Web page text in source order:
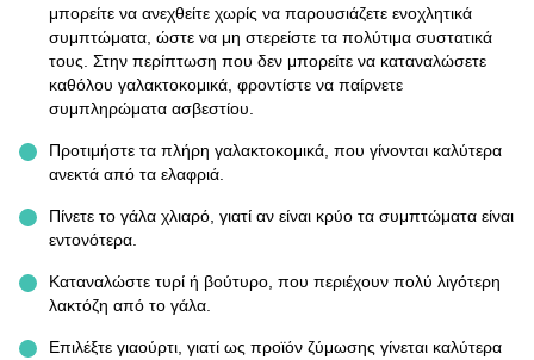
μπορείτε να ανεχθείτε χωρίς να παρουσιάζετε ενοχλητικά
συμπτώματα, ώστε να μη στερείστε τα πολύτιμα συστατικά
τους. Στην περίπτωση που δεν μπορείτε να καταναλώσετε
καθόλου γαλακτοκομικά, φροντίστε να παίρνετε
συμπληρώματα ασβεστίου.
Προτιμήστε τα πλήρη γαλακτοκομικά, που γίνονται καλύτερα
ανεκτά από τα ελαφριά.
Πίνετε το γάλα χλιαρό, γιατί αν είναι κρύο τα συμπτώματα είναι
εντονότερα.
Καταναλώστε τυρί ή βούτυρο, που περιέχουν πολύ λιγότερη
λακτόζη από το γάλα.
Επιλέξτε γιαούρτι, γιατί ως προϊόν ζύμωσης γίνεται καλύτερα